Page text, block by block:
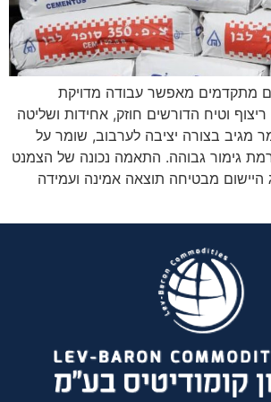
לקישורים
לאפס את כל האפשרויות
cached
מתקדמים מאפשר עבודה מדויקת
וטיח הדורשים חוזק, אחידות ושליטה
מגיב בצורה יציבה לערבוב, שומר על
גימור גבוהה. התאמה נכונה של הצמנט
היישום מבטיחה תוצאה אמינה ועמידה